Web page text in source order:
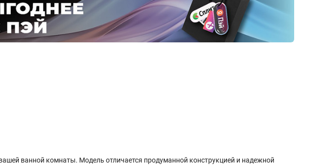
ванной комнаты. Модель отличается продуманной конструкцией и надежной